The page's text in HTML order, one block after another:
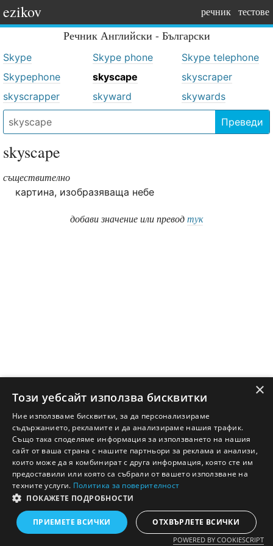
ezikov речник тестове
Речник Английски - Български
Skype Skype phone
Skype telephone
Skypephone
skyscape
skyscraper
skyscrapper
skyward skywards
Преведи
skyscape
съществително
картина, изобразяваща небе
добави значение или преводтук
Английско - Български речник © Ezikov.com
Условия
Контакти Панел
×
Този уебсайт използва бисквитки
Ние използваме бисквитки, за да персонализираме
съдържанието, рекламите и да анализираме нашия трафик.
Също така споделяме информация за използването на нашия
сайт от ваша страна с нашите партньори за реклама и анализи,
които може да я комбинират с друга информация, която сте им
предоставили или която са събрали от вашето използване на
техните услуги. Политика за поверителност
ПОКАЖЕТЕ ПОДРОБНОСТИ
ПРИЕМЕТЕ ВСИЧКИ ОТХВЪРЛЕТЕ ВСИЧКИ
POWERED BY COOKIESCRIPT